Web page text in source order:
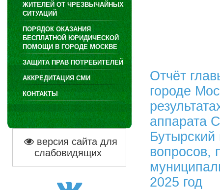
ЖИТЕЛЕЙ ОТ ЧРЕЗВЫЧАЙНЫХ
СИТУАЦИЙ
ПОРЯДОК ОКАЗАНИЯ
БЕСПЛАТНОЙ ЮРИДИЧЕСКОЙ
ПОМОЩИ В ГОРОДЕ МОСКВЕ
ЗАЩИТА ПРАВ ПОТРЕБИТЕЛЕЙ
АККРЕДИТАЦИЯ СМИ
КОНТАКТЫ
версия сайта для
слабовидящих
Отчёт
городе
аппарата
вопросов,
2025 год